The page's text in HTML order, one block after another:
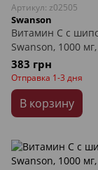
Артикул: z02505
Swanson
Витамин С с
Swanson, 1000
383 грн
Отправка 1-3 дня
В корзину